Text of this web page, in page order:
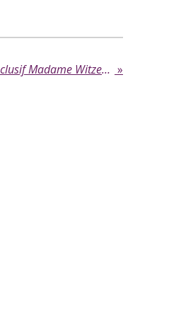
03/06/2026: Kaffeklatsch convivial au restaurant inclusif Madame Witzeg – Belvaux »